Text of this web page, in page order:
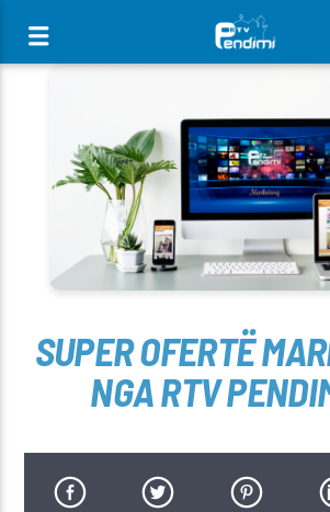
SUPER OFERTË
NGA RTV